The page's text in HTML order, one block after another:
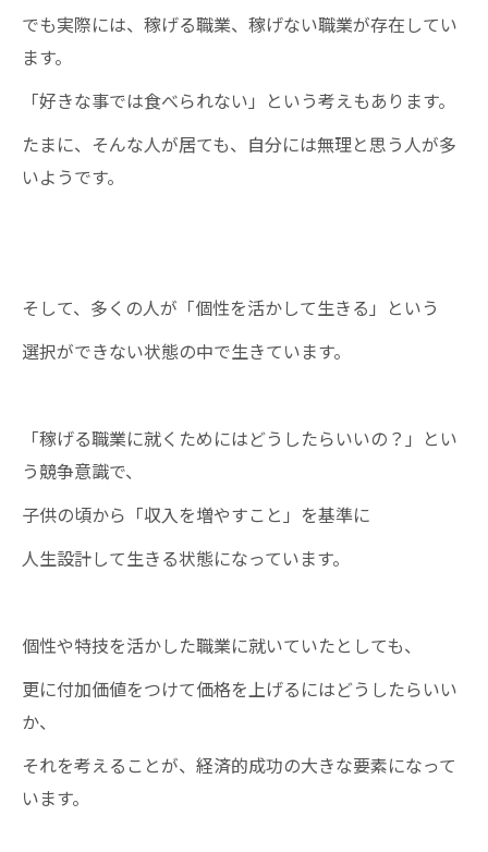
でも実際には、稼げる職業、稼げない職業が存在してい
ます。
「好きな事では食べられない」という考えもあります。
たまに、そんな人が居ても、自分には無理と思う人が多
いようです。
そして、多くの人が「個性を活かして生きる」という
選択ができない状態の中で生きています。
「稼げる職業に就くためにはどうしたらいいの？」とい
う競争意識で、
子供の頃から「収入を増やすこと」を基準に
人生設計して生きる状態になっています。
個性や特技を活かした職業に就いていたとしても、
更に付加価値をつけて価格を上げるにはどうしたらいい
か、
それを考えることが、経済的成功の大きな要素になって
います。